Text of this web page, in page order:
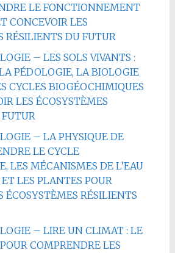
LE FONCTIONNEMENT
CONCEVOIR LES
RÉSILIENTS DU FUTUR
– LES SOLS VIVANTS :
PÉDOLOGIE, LA BIOLOGIE
CYCLES BIOGÉOCHIMIQUES
LES ÉCOSYSTÈMES
– LA PHYSIQUE DE
LE CYCLE
LES MÉCANISMES DE L’EAU
LES PLANTES POUR
ÉCOSYSTÈMES RÉSILIENTS
– LIRE UN CLIMAT : LE
COMPRENDRE LES